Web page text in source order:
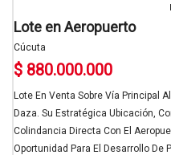
Lote en Aeropuerto
Cúcuta
$ 880.000.000
Lote En Venta Sobre Vía Principal
Daza. Su Estratégica Ubicación,
Colindancia Directa Con El
Oportunidad Para El Desarrollo